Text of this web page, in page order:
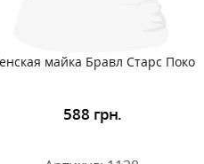
майка Бравл Старс Поко
588 грн.
Подробнее